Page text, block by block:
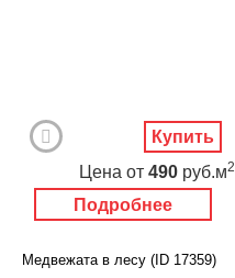
Подробнее
Цена от 490 руб.м2
Купить
Медвежата в лесу (ID 17359)